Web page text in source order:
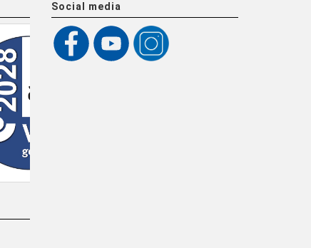
Social media